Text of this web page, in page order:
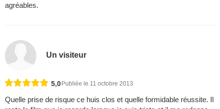
agréables.
Un visiteur
5,0 Publiée le 11 octobre 2013
Quelle prise de risque ce huis clos et quelle formidable réussite. Il